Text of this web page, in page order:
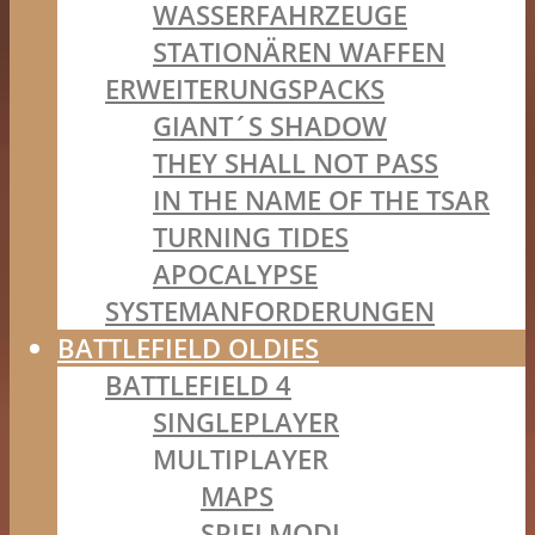
WASSERFAHRZEUGE
STATIONÄREN WAFFEN
ERWEITERUNGSPACKS
GIANT´S SHADOW
THEY SHALL NOT PASS
IN THE NAME OF THE TSAR
TURNING TIDES
APOCALYPSE
SYSTEMANFORDERUNGEN
BATTLEFIELD OLDIES
BATTLEFIELD 4
SINGLEPLAYER
MULTIPLAYER
MAPS